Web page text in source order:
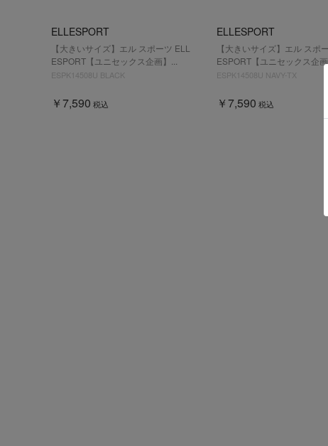
ELLESPORT
【大きいサイズ】エル スポーツ ELL
ESPORT【ユニセックス企画】...
ESPK14508U BLACK
￥7,590 税込
ELLESPORT
【大きいサイズ】エル スポ
ESPORT【ユニセックス企画
ESPK14508U NAVY-TX
￥7,590 税込